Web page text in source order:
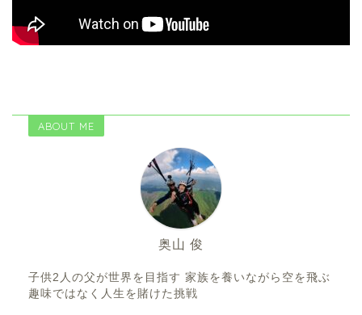
ABOUT ME
奥山 俊
子供2人の父が世界を目指す 家族を養いながら空を飛ぶ
趣味ではなく人生を賭けた挑戦